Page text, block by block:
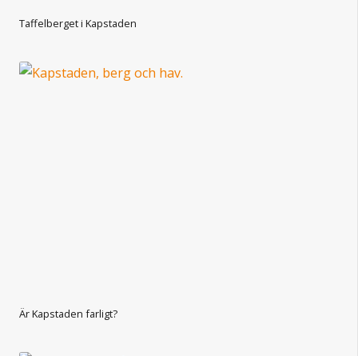
Taffelberget i Kapstaden
Är Kapstaden farligt?